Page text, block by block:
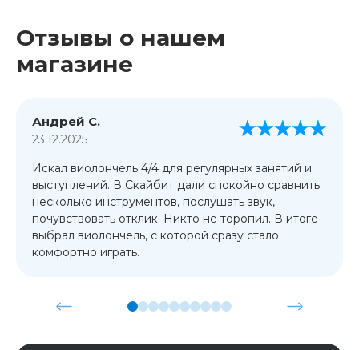
Отзывы о нашем
магазине
Андрей С.
23.12.2025
Искал виолончель 4/4 для регулярных занятий и
выступлений. В Скайбит дали спокойно сравнить
несколько инструментов, послушать звук,
почувствовать отклик. Никто не торопил. В итоге
выбрал виолончель, с которой сразу стало
комфортно играть.